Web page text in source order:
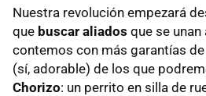
Nuestra revolución empezará
que buscar aliados que se unan
contemos con más garantías
(sí, adorable) de los que
Chorizo: un perrito en silla de